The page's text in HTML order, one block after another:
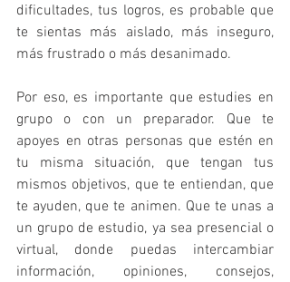
dificultades, tus logros, es probable que
te sientas más aislado, más inseguro,
más frustrado o más desanimado.
Por eso, es importante que estudies en
grupo o con un preparador. Que te
apoyes en otras personas que estén en
tu misma situación, que tengan tus
mismos objetivos, que te entiendan, que
te ayuden, que te animen. Que te unas a
un grupo de estudio, ya sea presencial o
virtual, donde puedas intercambiar
información, opiniones, consejos,